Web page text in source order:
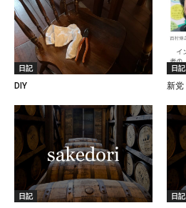
日記
DIY
日記
新党
日記
日記